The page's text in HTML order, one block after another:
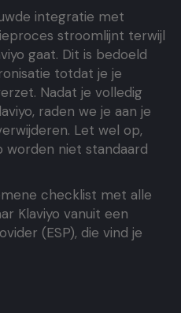
integratie met
stroomlijnt terwijl
gaat. Dit is bedoeld
totdat je je
Nadat je volledig
raden we je aan je
Let wel op,
worden niet standaard
checklist met alle
Klaviyo vanuit een
(ESP), die vind je